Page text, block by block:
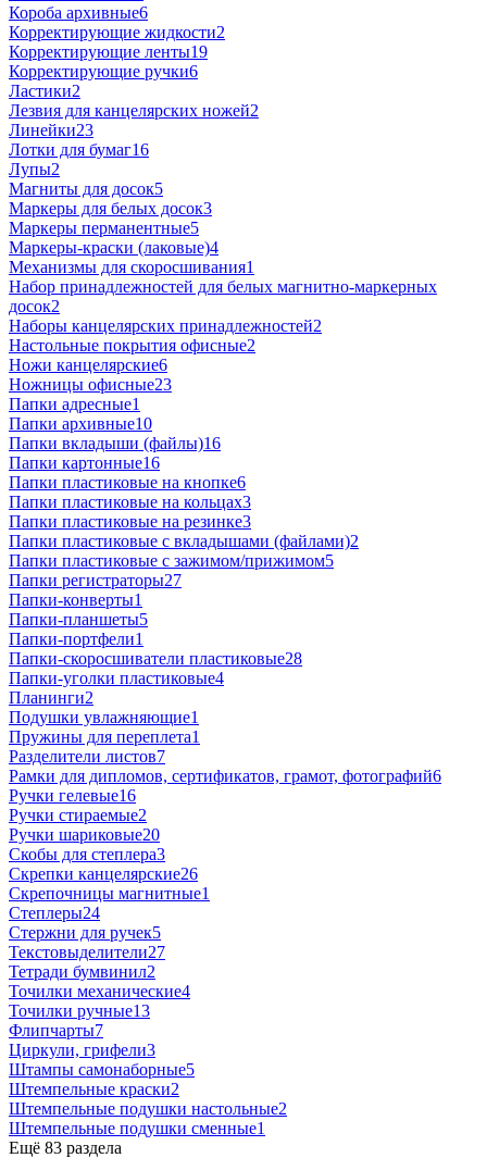
Короба архивные6
Корректирующие жидкости2
Корректирующие ленты19
Корректирующие ручки6
Ластики2
Лезвия для канцелярских ножей2
Линейки23
Лотки для бумаг16
Лупы2
Магниты для досок5
Маркеры для белых досок3
Маркеры перманентные5
Маркеры-краски (лаковые)4
Механизмы для скоросшивания1
Набор принадлежностей для белых магнитно-маркерных
досок2
Наборы канцелярских принадлежностей2
Настольные покрытия офисные2
Ножи канцелярские6
Ножницы офисные23
Папки адресные1
Папки архивные10
Папки вкладыши (файлы)16
Папки картонные16
Папки пластиковые на кнопке6
Папки пластиковые на кольцах3
Папки пластиковые на резинке3
Папки пластиковые с вкладышами (файлами)2
Папки пластиковые с зажимом/прижимом5
Папки регистраторы27
Папки-конверты1
Папки-планшеты5
Папки-портфели1
Папки-скоросшиватели пластиковые28
Папки-уголки пластиковые4
Планинги2
Подушки увлажняющие1
Пружины для переплета1
Разделители листов7
Рамки для дипломов, сертификатов, грамот, фотографий6
Ручки гелевые16
Ручки стираемые2
Ручки шариковые20
Скобы для степлера3
Скрепки канцелярские26
Скрепочницы магнитные1
Степлеры24
Стержни для ручек5
Текстовыделители27
Тетради бумвинил2
Точилки механические4
Точилки ручные13
Флипчарты7
Циркули, грифели3
Штампы самонаборные5
Штемпельные краски2
Штемпельные подушки настольные2
Штемпельные подушки сменные1
Ещё 83 раздела